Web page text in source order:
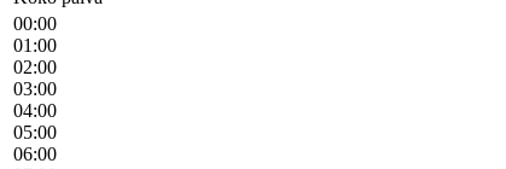
00:00
01:00
02:00
03:00
04:00
05:00
06:00